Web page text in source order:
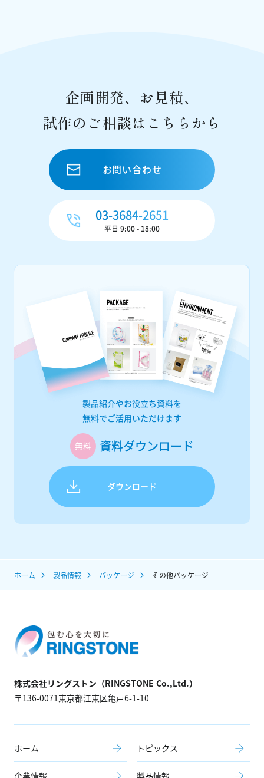
企画開発、お見積、
試作のご相談はこちらから
お問い合わせ
03-3684-2651
平日 9:00 - 18:00
製品紹介やお役立ち資料を
無料でご活用いただけます
無料 資料ダウンロード
ダウンロード
ホーム 製品情報 パッケージ その他パッケージ
株式会社リングストン（RINGSTONE Co.,Ltd.）
〒136-0071東京都江東区亀戸6-1-10
ホーム トピックス
企業情報 製品情報